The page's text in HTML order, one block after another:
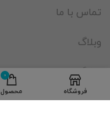
تماس با ما
وبلاگ
باشگاه مشتریان
نمایندگی های لگراند
فروشگاه
0
محصول